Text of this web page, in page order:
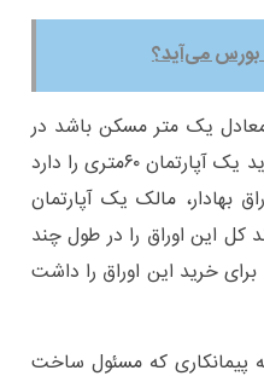
بورس می‌آید؟
یک متر مسکن باشد در
چنین شرایطی فردی که قصد خرید یک آپارتمان ۶۰متری را دارد
ازاین اوراق بهادار، مالک یک آپارتمان
کل این اوراق را در طول چند
خرید این اوراق را داشت
پیمانکاری که مسئول ساخت